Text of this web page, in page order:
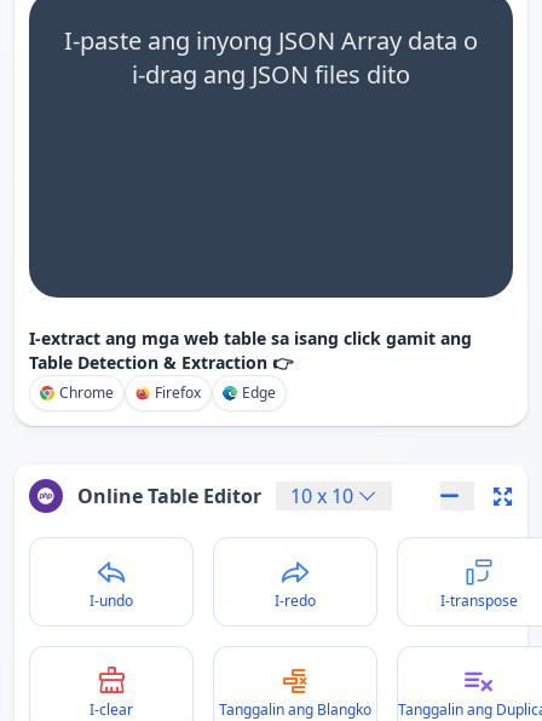
I-paste ang inyong JSON Array data o
i-drag ang JSON files dito
I-extract ang mga web table sa isang click gamit ang
Table Detection & Extraction 👉
Chrome Firefox Edge
Online Table Editor 10x 10
I-undo I-redo I-transpose
I-clear Tanggalin ang Blangko Tanggalin ang